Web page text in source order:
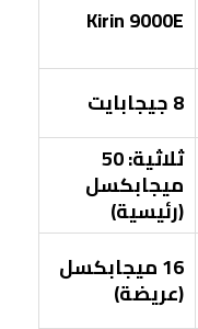
Kirin 9000E
8 جيجابايت
ثلاثية: 50
ميجابكسل
(رئيسية)
16 ميجابكسل
(عريضة)